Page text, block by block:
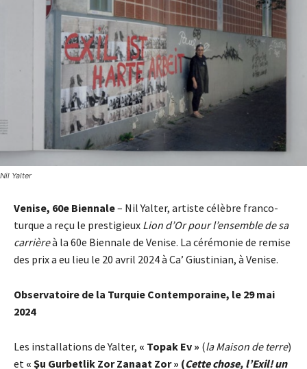
Nil Yalter
Venise, 60e Biennale– Nil Yalter, artiste célèbre franco-
turque a reçu le prestigieux Lion d’Or pour l’ensemble de sa
carrièreà la 60e Biennale de Venise. La cérémonie de remise
des prix a eu lieu le 20 avril 2024 à Ca’ Giustinian, à Venise.
Observatoire de la Turquie Contemporaine, le 29 mai
2024
Les installations de Yalter, « Topak Ev » (la Maison de terre)
et « Şu Gurbetlik Zor Zanaat Zor » (Cette chose, l’Exil! un